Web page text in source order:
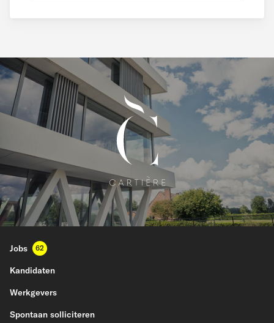
Jobs 62
Kandidaten
Werkgevers
Spontaan solliciteren